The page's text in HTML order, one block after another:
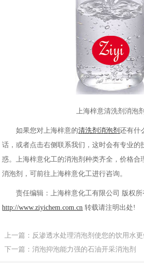
上海梓意清洗剂消泡剂
如果您对上海梓意的清洗剂消泡剂还有什
话，或者点击右侧联系我们，这时会有专业的
惑。上海梓意化工的消泡剂种类齐全，价格合
消泡剂，可前往上海梓意化工进行咨询。
责任编辑：上海梓意化工有限公司 版权所
http://www.ziyichem.com.cn 转载请注明出处!
上一篇：反渗透水处理消泡剂使您的饮用水
下一篇：消泡抑泡能力强的石油开采消泡剂